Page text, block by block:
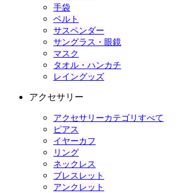
手袋
ベルト
サスペンダー
サングラス・眼鏡
マスク
タオル・ハンカチ
レイングッズ
アクセサリー
アクセサリーカテゴリすべて
ピアス
イヤーカフ
リング
ネックレス
ブレスレット
アンクレット